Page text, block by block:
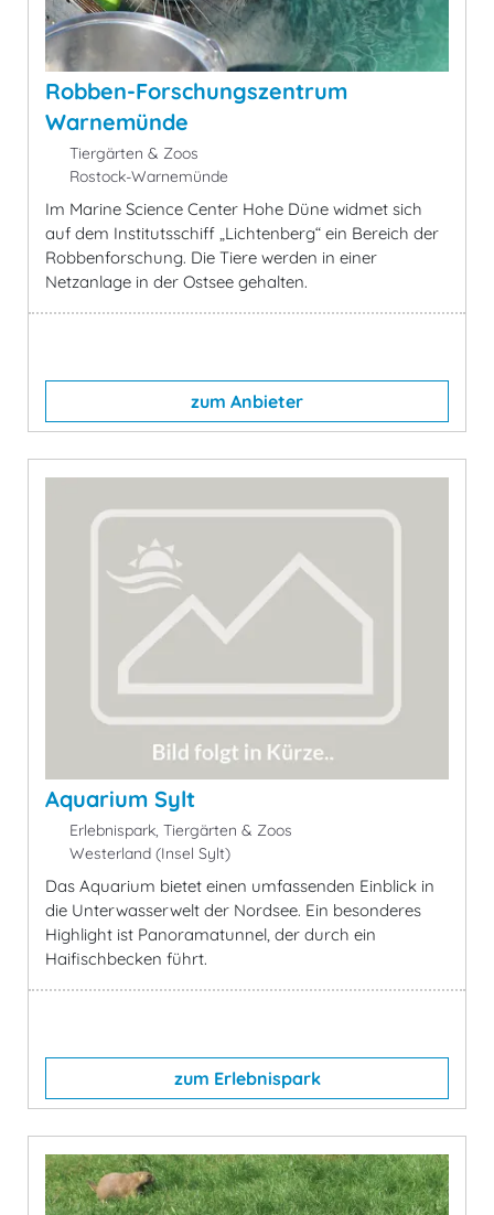
Robben-Forschungszentrum
Warnemünde
Tiergärten & Zoos
Rostock-Warnemünde
Im Marine Science Center Hohe Düne widmet sich
auf dem Institutsschiff „Lichtenberg“ ein Bereich der
Robbenforschung. Die Tiere werden in einer
Netzanlage in der Ostsee gehalten.
zum Anbieter
Aquarium Sylt
Erlebnispark, Tiergärten & Zoos
Westerland (Insel Sylt)
Das Aquarium bietet einen umfassenden Einblick in
die Unterwasserwelt der Nordsee. Ein besonderes
Highlight ist Panoramatunnel, der durch ein
Haifischbecken führt.
zum Erlebnispark